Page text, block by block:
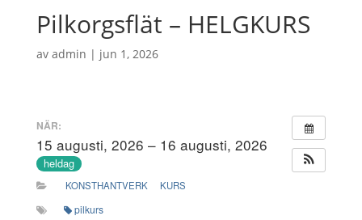
Pilkorgsflät – HELGKURS
av admin | jun 1, 2026
NÄR:
15 augusti, 2026 – 16 augusti, 2026
heldag
KONSTHANTVERK KURS
pilkurs